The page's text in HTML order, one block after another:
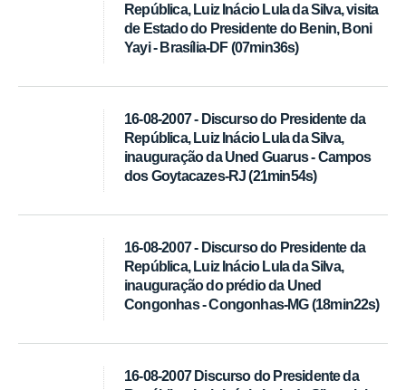
República, Luiz Inácio Lula da Silva, visita
de Estado do Presidente do Benin, Boni
Yayi - Brasília-DF (07min36s)
16-08-2007 - Discurso do Presidente da
República, Luiz Inácio Lula da Silva,
inauguração da Uned Guarus - Campos
dos Goytacazes-RJ (21min54s)
16-08-2007 - Discurso do Presidente da
República, Luiz Inácio Lula da Silva,
inauguração do prédio da Uned
Congonhas - Congonhas-MG (18min22s)
16-08-2007 Discurso do Presidente da